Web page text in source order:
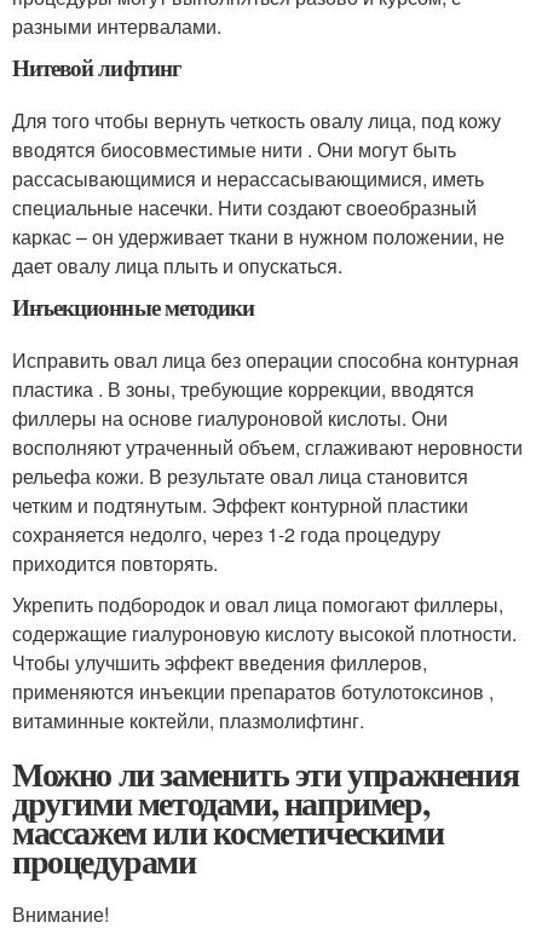
разными интервалами.
Нитевой лифтинг
Для того чтобы вернуть четкость овалу лица, под кожу
вводятся биосовместимые нити . Они могут быть
рассасывающимися и нерассасывающимися, иметь
специальные насечки. Нити создают своеобразный
каркас – он удерживает ткани в нужном положении, не
дает овалу лица плыть и опускаться.
Инъекционные методики
Исправить овал лица без операции способна контурная
пластика . В зоны, требующие коррекции, вводятся
филлеры на основе гиалуроновой кислоты. Они
восполняют утраченный объем, сглаживают неровности
рельефа кожи. В результате овал лица становится
четким и подтянутым. Эффект контурной пластики
сохраняется недолго, через 1-2 года процедуру
приходится повторять.
Укрепить подбородок и овал лица помогают филлеры,
содержащие гиалуроновую кислоту высокой плотности.
Чтобы улучшить эффект введения филлеров,
применяются инъекции препаратов ботулотоксинов ,
витаминные коктейли, плазмолифтинг.
Можно ли заменить эти упражнения
другими методами, например,
массажем или косметическими
процедурами
Внимание!